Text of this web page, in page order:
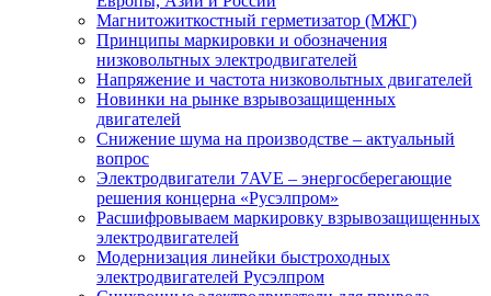
Магнитожиткостный герметизатор (МЖГ)
Принципы маркировки и обозначения
низковольтных электродвигателей
Напряжение и частота низковольтных двигателей
Новинки на рынке взрывозащищенных
двигателей
Снижение шума на производстве – актуальный
вопрос
Электродвигатели 7AVE – энергосберегающие
решения концерна «Русэлпром»
Расшифровываем маркировку взрывозащищенных
электродвигателей
Модернизация линейки быстроходных
электродвигателей Русэлпром